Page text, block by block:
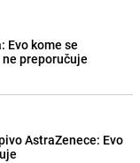
Evo kome se
preporučuje
AstraZenece: Evo